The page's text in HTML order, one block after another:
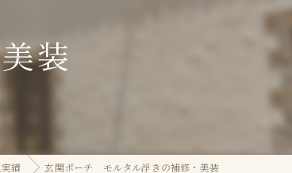
装
績 玄関ポーチ モルタル浮きの補修・美装